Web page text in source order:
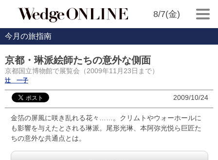
8/7(金)
今月の旅指南
京都・琳派絵師たちの意外な側面
京都国立博物館で展覧会（2009年11月23日まで）
辻 一子
2009/10/24
金箔の屏風に咲き乱れる花々……。クリムトやウォーホールに
も影響を与えたとされる琳派。尾形光琳、本阿弥光悦ら巨匠た
ちの意外な共通点とは。